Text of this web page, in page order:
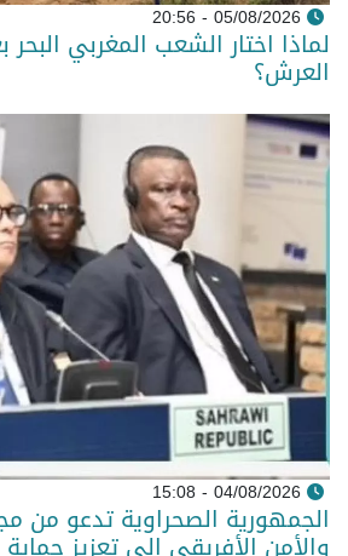
05/08/2026 - 20:56
لماذا اختار الشعب المغربي
العرش؟
04/08/2026 - 15:08
الجمهورية الصحراوية تدعو من